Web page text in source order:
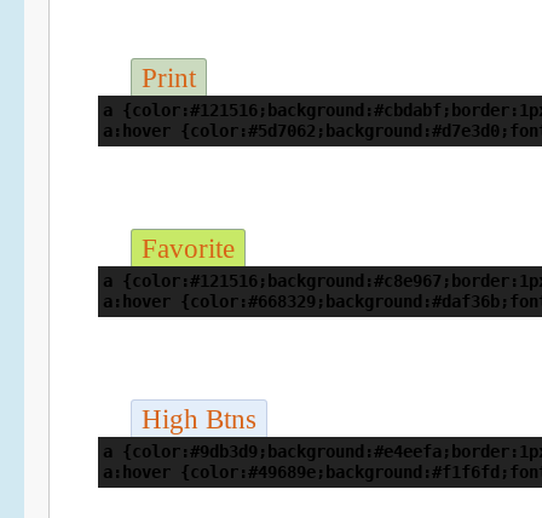
Print
a
a:hover
Favorite
a
a:hover
High Btns
a
a:hover